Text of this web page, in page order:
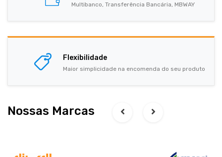
Multibanco, Transferência Bancária, MBWAY
Flexibilidade
Maior simplicidade na encomenda do seu produto
Nossas Marcas